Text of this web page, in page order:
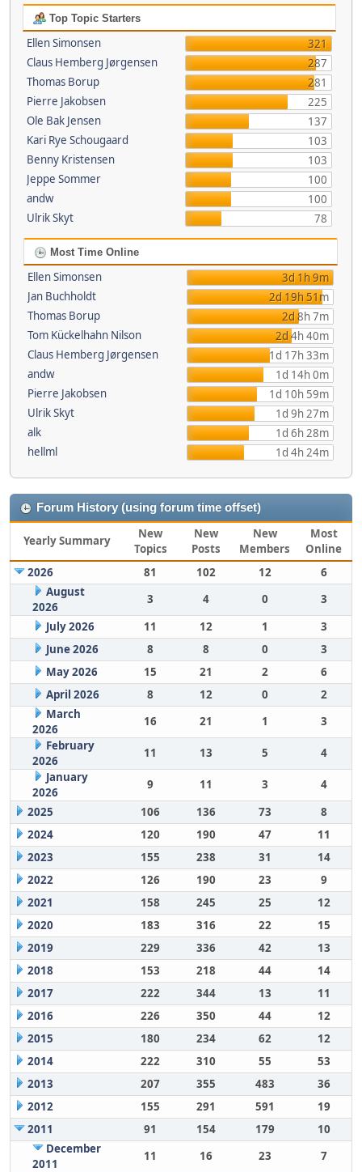
Top Topic Starters
Ellen Simonsen
321
Claus Hemberg Jørgensen
287
Thomas Borup
281
Pierre Jakobsen
225
Ole Bak Jensen
137
Kari Rye Schougaard
103
Benny Kristensen
103
Jeppe Sommer
100
andw
100
Ulrik Skyt
78
Most Time Online
Ellen Simonsen
3d 1h 9m
Jan Buchholdt
2d 19h 51m
Thomas Borup
2d 8h 7m
Tom Kückelhahn Nilson
2d 4h 40m
Claus Hemberg Jørgensen
1d 17h 33m
andw
1d 14h 0m
Pierre Jakobsen
1d 10h 59m
Ulrik Skyt
1d 9h 27m
alk
1d 6h 28m
hellml
1d 4h 24m
Forum History (using forum time offset)
Yearly Summary
New
Topics
New
Posts
New
Members
Most
Online
2026
81 102 12
6
August
2026
3 4 0
3
July 2026
11 12 1
3
June 2026
8 8 0
3
May 2026
15 21 2
6
April 2026
8 12 0
2
March
2026
16 21 1
3
February
2026
11 13 5
4
January
2026
9 11 3
4
2025
106 136 73
8
2024
120 190 47
11
2023
155 238 31
14
2022
126 190 23
9
2021
158 245 25
12
2020
183 316 22
15
2019
229 336 42
13
2018
153 218 44
14
2017
222 344 13
11
2016
226 350 44
12
2015
180 234 62
12
2014
222 310 55
53
2013
207 355 483
36
2012
155 291 591
19
2011
91 154 179
10
December
2011
11 16 23
7